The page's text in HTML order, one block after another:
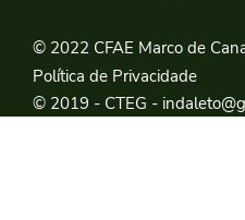
© 2022 CFAE Marco de
Política de Privacidade
© 2019 - CTEG -